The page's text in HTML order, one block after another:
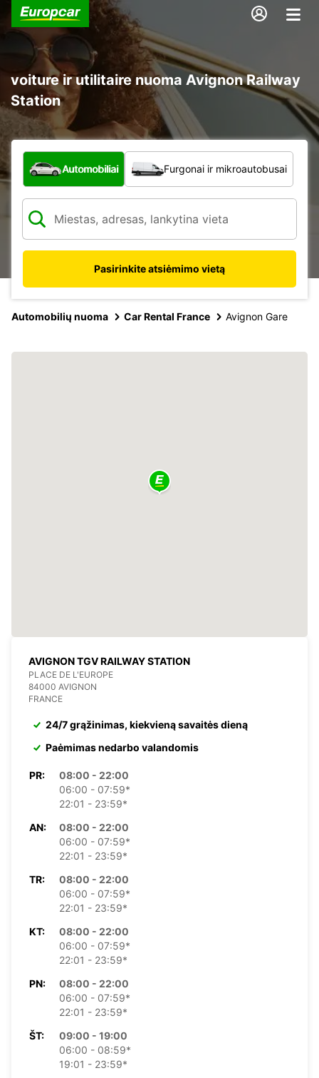
voiture ir utilitaire nuoma Avignon Railway
Station
Kokio tipo automobilis?
Automobiliai Furgonai ir mikroautobusai
Pasirinkite atsiėmimo vietą
Automobilių nuoma Car Rental France Avignon Gare
AVIGNON TGV RAILWAY STATION
PLACE DE L'EUROPE
84000 AVIGNON
FRANCE
24/7 grąžinimas, kiekvieną savaitės dieną
Paėmimas nedarbo valandomis
PR:
08:00 - 22:00
06:00 - 07:59*
22:01 - 23:59*
AN:
08:00 - 22:00
06:00 - 07:59*
22:01 - 23:59*
TR:
08:00 - 22:00
06:00 - 07:59*
22:01 - 23:59*
KT:
08:00 - 22:00
06:00 - 07:59*
22:01 - 23:59*
PN:
08:00 - 22:00
06:00 - 07:59*
22:01 - 23:59*
ŠT:
09:00 - 19:00
06:00 - 08:59*
19:01 - 23:59*